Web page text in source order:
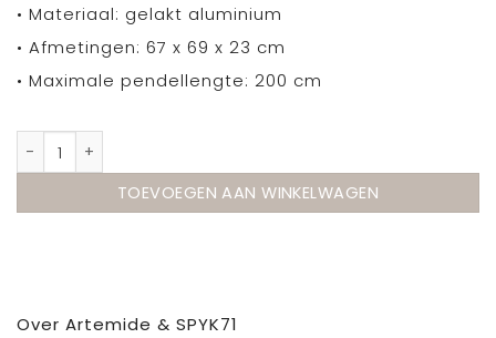
• Materiaal: gelakt aluminium
• Afmetingen: 67 x 69 x 23 cm
• Maximale pendellengte: 200 cm
Artemide Pirce Mini hanglamp - showmodel aantal
TOEVOEGEN AAN WINKELWAGEN
Over Artemide & SPYK71